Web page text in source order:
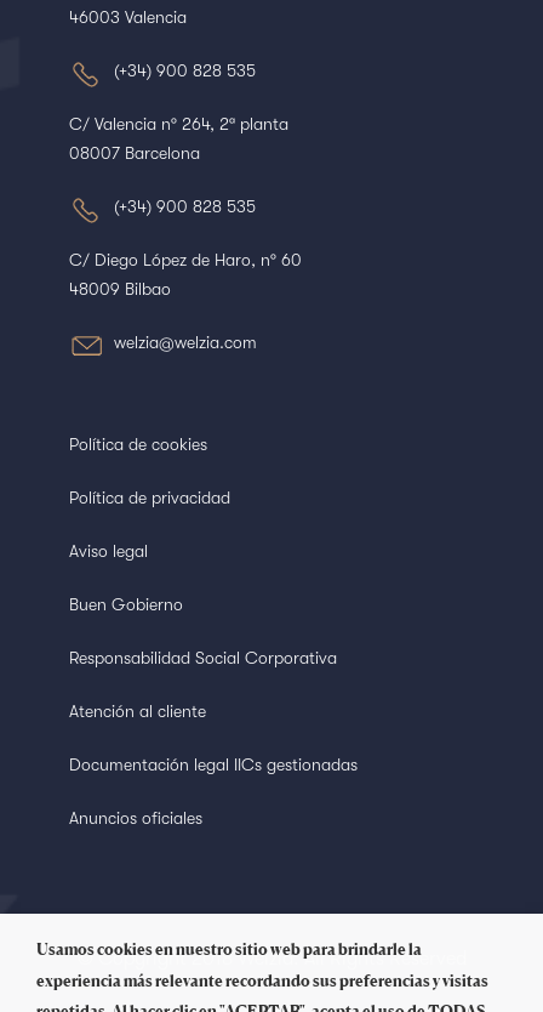
46003 Valencia
(+34) 900 828 535
C/ Valencia nº 264, 2ª planta
08007 Barcelona
(+34) 900 828 535
C/ Diego López de Haro, nº 60
48009 Bilbao
welzia@welzia.com
Política de cookies
Política de privacidad
Aviso legal
Buen Gobierno
Responsabilidad Social Corporativa
Atención al cliente
Documentación legal IICs gestionadas
Anuncios oficiales
© Copyright 2018 Welzia. All Rights Reserved
Usamos cookies en nuestro sitio web para brindarle la
experiencia más relevante recordando sus preferencias y visitas